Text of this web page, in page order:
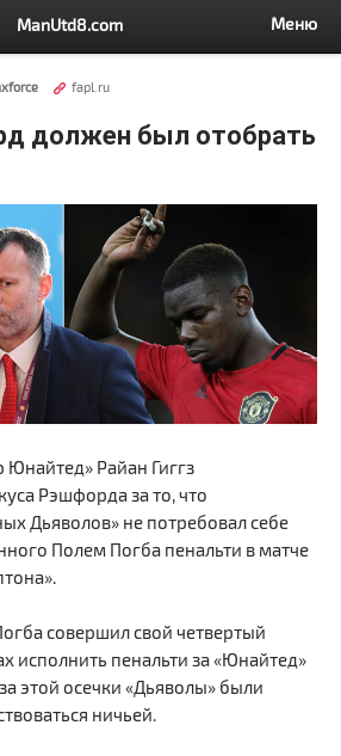
ManUtd8.com Меню
fapl.ru
должен был отобрать
Юнайтед» Райан Гиггз
Рэшфорда за то, что
Дьяволов» не потребовал себе
Полем Погба пенальти в матче
совершил свой четвертый
исполнить пенальти за «Юнайтед»
этой осечки «Дьяволы» были
ничьей.